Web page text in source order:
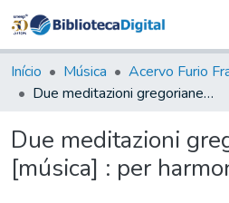
&
Tudo na
Digital
Início Música
Acervo Furio
Due meditazioni gregoriane [música] : per harmonium od organo
Due meditazioni
[música] : per